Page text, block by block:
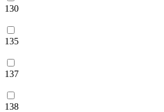
130
135
137
138